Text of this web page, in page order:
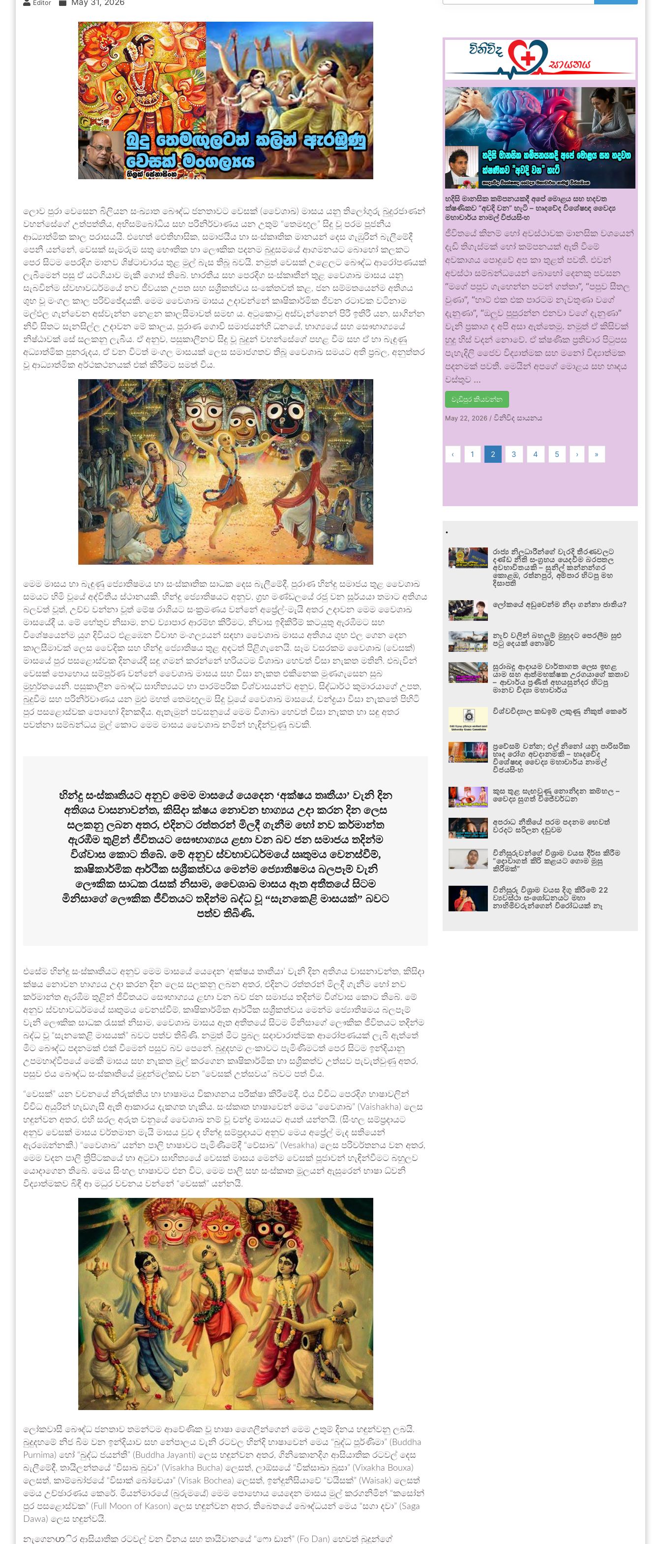
Editor May 31, 2026
ලොව පුරා වෙසෙන බිලියන සංඛ්‍යාත බෞද්ධ ජනතාවට වෙසක් (වෛශාඛ) මාසය යනු තිලෝගුරු බුදුරජාණන්
වහන්සේගේ උත්පත්තිය, අභිසම්බෝධිය සහ පරිනිර්වාණය යන උතුම් “තෙමඟුල” සිදු වූ පරම පූජනීය
ආධ්‍යාත්මික කාල පරාසයයි. එහෙත් ඓතිහාසික, සමාජයීය හා සංස්කෘතික මානයන් දෙස ගැඹුරින් බැලීමේදී
පෙනී යන්නේ, වෙසක් සැමරුම සතු භෞතික හා ලෞකික පදනම බුදුසමයේ ආගමනයට බොහෝ කලකට
පෙර සිටම පෙරදිග මානව ශිෂ්ටාචාරය තුළ මුල් බැස තිබූ බවයි. නමුත් වෙසක් උළෙලට බෞද්ධ ආරෝපණයක්
ලැබීමෙන් පසු ඒ යටගියාව මැකී ගොස් තිබේ. භාරතීය සහ පෙරදිග සංස්කෘතීන් තුළ වෛශාඛ මාසය යනු
සැබවින්ම ස්වභාවධර්මයේ නව ජීවයක උපත සහ සශ්‍රීකත්වය සංකේතවත් කළ, ජන සම්මතයෙන්ම අතිශය
ශුභ වූ මංගල කාල පරිච්ඡේදයකි. මෙම වෛශාඛ මාසය උදාවන්නේ කෘෂිකාර්මික ජීවන රටාවක වටිනාම
මල්ඵල ගැන්වෙන අස්වැන්න නෙළන කාලසීමාවත් සමඟ ය. අටුකොටු අස්වැන්නෙන් පිරී ඉතිරී යන, සාගින්න
නිවී සිතට සැනසිල්ල උදාවන මේ කාලය, පුරාණ ගොවි සමාජයන්හි ධනයේ, භාග්‍යයේ සහ සෞභාග්‍යයේ
නිෂ්ඨාවක් සේ සලකනු ලැබීය. ඒ අනුව, පසුකාලීනව සිදු වූ බුදුන් වහන්සේගේ පහළ වීම සහ ඒ හා බැඳුණු
අධ්‍යාත්මික පුනරුදය, ඒ වන විටත් මංගල මාසයක් ලෙස සමාජගතව තිබූ වෛශාඛ සමයට අති ප්‍රබල, අනුත්තර
වූ ආධ්‍යාත්මික අර්ථකථනයක් එක් කිරීමට සමත් විය.
මෙම මාසය හා බැඳුණු ජ්‍යොතිෂමය හා සංස්කෘතික සාධක දෙස බැලීමේදී, පුරාණ හින්දු සමාජය තුළ වෛශාඛ
සමයට හිමි වූයේ අද්විතීය ස්ථානයකි. හින්දු ජ්‍යොතිෂයට අනුව, ග්‍රහ මණ්ඩලයේ රජු වන සූර්යයා තමාට අතිශය
බලවත් වූත්, උච්ච වන්නා වූත් මේෂ රාශියට සංක්‍රමණය වන්නේ අප්‍රේල්-මැයි අතර උදාවන මෙම වෛශාඛ
මාසයේදී ය. මේ හේතුව නිසාම, නව ව්‍යාපාර ආරම්භ කිරීමට, නිවාස ඉදිකිරීම් කටයුතු ඇරඹීමට සහ
විශේෂයෙන්ම යුග දිවියට එළඹෙන විවාහ මංගල්‍යයන් සඳහා වෛශාඛ මාසය අතිශය ශුභ ඵල ගෙන දෙන
කාලසීමාවක් ලෙස වෛදික සහ හින්දු ජ්‍යොතිෂය තුළ අදටත් පිළිගැනෙයි. සෑම වසරකම වෛශාඛ (වෙසක්)
මාසයේ පුර පසළොස්වක දිනයේදී සඳු ගමන් කරන්නේ හරියටම විශාඛා හෙවත් විසා නැකත මතිනි. එබැවින්
වෙසක් පොහොය සම්පූර්ණ වන්නේ වෛශාඛ මාසය සහ විසා නැකත එකිනෙක මුණගැසෙන සුබ
මුහුර්තයෙනි. පසුකාලීන බෞද්ධ සාහිත්‍යයට හා පාරම්පරික විශ්වාසයන්ට අනුව, සිද්ධාර්ථ කුමාරයාගේ උපත,
බුදුවීම සහ පරිනිර්වාණය යන මුළු මහත් තෙමඟුලම සිදු වූයේ වෛශාඛ මාසයේ, චන්ද්‍රයා විසා නැකතේ පිහිටි
පුර පසළොස්වක පොහෝ දිනකදීය. ඇතැමුන් පවසනුයේ මෙම විශාඛා හෙවත් විසා නැකත හා සඳු අතර
පවත්නා සම්බන්ධය මුල් කොට මෙම මාසය වෛශාඛ නමින් හැඳින්වුණු බවකි.
හින්දු සංස්කෘතියට අනුව මෙම මාසයේ යෙදෙන ‘අක්ෂය තෘතීයා’ වැනි දින
අතිශය වාසනාවන්ත, කිසිදා ක්ෂය නොවන භාග්‍යය උදා කරන දින ලෙස
සලකනු ලබන අතර, එදිනට රත්තරන් මිලදී ගැනීම හෝ නව කර්මාන්ත
ඇරඹීම තුළින් ජීවිතයට සෞභාග්‍යය ළඟා වන බව ජන සමාජය තදින්ම
විශ්වාස කොට තිබේ. මේ අනුව ස්වභාවධර්මයේ ඍතුමය වෙනස්වීම්,
කෘෂිකාර්මික ආර්ථික සශ්‍රීකත්වය මෙන්ම ජ්‍යොතිෂමය බලපෑම් වැනි
ලෞකික සාධක රැසක් නිසාම, වෛශාඛ මාසය ඈත අතීතයේ සිටම
මිනිසාගේ ලෞකික ජීවිතයට තදින්ම බද්ධ වූ “සැනකෙළි මාසයක්” බවට
පත්ව තිබිණි.
එසේම හින්දු සංස්කෘතියට අනුව මෙම මාසයේ යෙදෙන ‘අක්ෂය තෘතීයා’ වැනි දින අතිශය වාසනාවන්ත, කිසිදා
ක්ෂය නොවන භාග්‍යය උදා කරන දින ලෙස සලකනු ලබන අතර, එදිනට රත්තරන් මිලදී ගැනීම හෝ නව
කර්මාන්ත ඇරඹීම තුළින් ජීවිතයට සෞභාග්‍යය ළඟා වන බව ජන සමාජය තදින්ම විශ්වාස කොට තිබේ. මේ
අනුව ස්වභාවධර්මයේ ඍතුමය වෙනස්වීම්, කෘෂිකාර්මික ආර්ථික සශ්‍රීකත්වය මෙන්ම ජ්‍යොතිෂමය බලපෑම්
වැනි ලෞකික සාධක රැසක් නිසාම, වෛශාඛ මාසය ඈත අතීතයේ සිටම මිනිසාගේ ලෞකික ජීවිතයට තදින්ම
බද්ධ වූ “සැනකෙළි මාසයක්” බවට පත්ව තිබිණි. නමුත් මීට ප්‍රබල සදාචාරාත්මක ආරෝපණයක් ලැබී ඇත්තේ
මීට බෞද්ධ පදනමක් එක් වීමෙන් පසුව බව පෙනේ. බුදුදහම ලංකාවට පැමිණීමටත් පෙර සිටම ඉන්දියානු
උපමහාද්වීපයේ මෙකී මාසය සහ නැකත මුල් කරගෙන කෘෂිකාර්මික හා සශ්‍රීකත්ව උත්සව පැවැත්වුණු අතර,
පසුව එය බෞද්ධ සංස්කෘතියේ මුදුන්මල්කඩ වන “වෙසක් උත්සවය” බවට පත් විය.
“වෙසක්” යන වචනයේ නිරුක්තිය හා භාෂාමය විකාශනය පරීක්ෂා කිරීමේදී, එය විවිධ පෙරදිග භාෂාවලින්
විවිධ අයුරින් හැඩගැසී ඇති ආකාරය දැකගත හැකිය. සංස්කෘත භාෂාවෙන් මෙය “වෛශාඛ” (Vaishakha) ලෙස
හඳුන්වන අතර, එහි සරල අරුත වනුයේ වෛශාඛ නම් වූ චන්ද්‍ර මාසයට අයත් යන්නයි. (සිංහල සම්ප්‍රදායට
අනුව වෙසක් මාසය වර්තමාන මැයි මාසය වුව ද හින්දු සම්ප්‍රදායට අනුව මෙය අප්‍රේල් මැද සතියෙන්
ඇරඹෙන්නකි.) “වෛශාඛ” යන්න පාලි භාෂාවට පැමිණීමේදී “වේසාඛ” (Vesakha) ලෙස පරිවර්තනය වන අතර,
මෙම වදන පාලි ත්‍රිපිටකයේ හා අටුවා සාහිත්‍යයේ වෙසක් මාසය මෙන්ම වෙසක් පූජාවන් හැඳින්වීමට බහුලව
යොදාගෙන තිබේ. මෙය සිංහල භාෂාවට එන විට, මෙම පාලි සහ සංස්කෘත මූලයන් ඇසුරෙන් භාෂා ධ්වනි
විද්‍යාත්මකව බිඳී ආ මධුර වචනය වන්නේ “වෙසක්” යන්නයි.
ලෝකවාසී බෞද්ධ ජනතාව තමන්ටම ආවේණික වූ භාෂා ශෛලීන්ගෙන් මෙම උතුම් දිනය හඳුන්වනු ලබයි.
බුදුදහමේ නිජ බිම වන ඉන්දියාව සහ නේපාලය වැනි රටවල හින්දි භාෂාවෙන් මෙය “බුද්ධ පූර්ණිමා” (Buddha
Purnima) හෝ “බුද්ධ ජයන්ති” (Buddha Jayanti) ලෙස හඳුන්වන අතර, ගිනිකොනදිග ආසියාතික රටවල් දෙස
බැලීමේදී, තායිලන්තයේ “විසාඛ බුචා” (Visakha Bucha) ලෙසත්, ලාඕසයේ “වික්සාඛා බුසා” (Vixakha Bouxa)
ලෙසත්, කාම්බෝජයේ “විසාක් බෝචෙයා” (Visak Bochea) ලෙසත්, ඉන්දුනීසියාවේ “වයිසක්” (Waisak) ලෙසත්
මෙය උච්ඡාරණය කෙරේ. මියන්මාරයේ (බුරුමයේ) මෙම පොහොය යෙදෙන මාසය මුල් කරගනිමින් “කසෝන්
පුර පසළොස්වක” (Full Moon of Kason) ලෙස හඳුන්වන අතර, තිබෙතයේ බෞද්ධයන් මෙය “සගා දවා” (Saga
Dawa) ලෙස හඳුන්වයි.
නැගෙනဟිර ආසියාතික රටවල් වන චීනය සහ තායිවානයේ “ෆො ඩාන්” (Fo Dan) හෙවත් බුදුන්ගේ
හදිසි මානසික කම්පනයකදී අපේ මොළය සහ හදවත
ක්ෂණිකව “අවදි වන” හැටි – හෘදවේද විශේෂඥ වෛද්‍ය
මහාචාර්ය නාමල් විජයසිංහ
ජීවිතයේ කිනම් හෝ අවස්ථාවක මානසික වශයෙන්
දැඩි තිගැස්මක් හෝ කම්පනයක් ඇති වීමේ
අවකාශය පොදුවේ අප කා තුළත් පවතී. එවන්
අවස්ථා සම්බන්ධයෙන් බොහෝ දෙනකු පවසන
“මගේ පපුව ගැහෙන්න පටන් ගත්තා”, “පපුව සීතල
වුණා”, “හාට් එක එක පාරටම නැවතුණා වගේ
දැනුණා”, “ඔලුව පුපුරන්න එනවා වගේ දැනුණා”
වැනි ප්‍රකාශ ද අපි අසා ඇත්තෙමු. නමුත් ඒ කිසිවක්
හුදු හිස් වදන් නොවේ. ඒ ක්ෂණික ප්‍රතිචාර පිටුපස
පැහැදිලි ජෛව විද්‍යාත්මක සහ මනෝ විද්‍යාත්මක
පදනමක් පවතී. මෙයින් අපගේ මොළය සහ හෘදය
වස්තුව …
වැඩිපුර කියවන්න
May 22, 2026 /විනිවිද සායනය
‹ 1 2 3 4 5 › »
.
රාජ්‍ය නිලධාරීන්ගේ වැරදි තීරණවලට
දණ්ඩ නීති සංග්‍රහය යෙදවීම බරපතල
අවභාවිතයකි – සුනිල් කන්නන්ගර
කොළඹ, රත්නපුර, අම්පාර හිටපු මහ
දිසාපති
ලෝකයේ අඩුවෙන්ම නිදා ගන්නා ජාතිය?
නැව් වලින් බහලුම් මුහුදට පෙරලීම සුළු
පටු දෙයක් නොවේ
සුරාබදු ආදායම වාර්තාගත ලෙස ඉහළ
යාම සහ ආත්මභක්ෂක උරගයාගේ කතාව
– ආචාර්ය ප්‍රණීත් අභයසුන්දර හිටපු
මානව විද්‍යා මහාචාර්ය
විශ්වවිද්‍යාල කඩඉම් ලකුණු නිකුත් කෙරේ
ප්‍රවේසම් වන්න; එල් නිනෝ යනු පාරිසරික
හෘද රෝග අවදානමකි – හෘදවේද
විශේෂඥ වෛද්‍ය මහාචාර්ය නාමල්
විජයසිංහ
කුස තුළ සැඟවුණු නොනිදන කම්හල –
වෛද්‍ය සුගත් විජේවර්ධන
අපරාධ නීතියේ පරම පදනම හෙවත්
වරදට සරිලන දඬුවම
විනිසුරුවන්ගේ විශ්‍රාම වයස දීර්ඝ කිරීම
“දොවාගත් කිරි කළයට ගොම මුසු
කිරීමක්”
විනිසුරු විශ්‍රාම වයස දිගු කිරීමේ 22
ව්‍යවස්ථා සංශෝධනයට මහා
නාහිමිවරුන්ගෙන් විරෝධයක් නෑ